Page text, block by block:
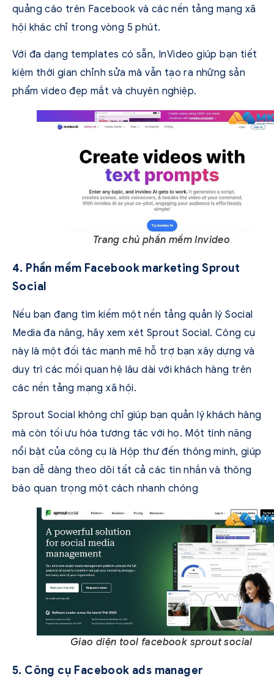
quảng cáo trên Facebook và các nền tảng mạng xã
hội khác chỉ trong vòng 5 phút.
Với đa dạng templates có sẵn, InVideo giúp bạn tiết
kiệm thời gian chỉnh sửa mà vẫn tạo ra những sản
phẩm video đẹp mắt và chuyên nghiệp.
Trang chủ phần mềm Invideo
4. Phần mềm Facebook marketing Sprout
Social
Nếu bạn đang tìm kiếm một nền tảng quản lý Social
Media đa năng, hãy xem xét Sprout Social. Công cụ
này là một đối tác mạnh mẽ hỗ trợ bạn xây dựng và
duy trì các mối quan hệ lâu dài với khách hàng trên
các nền tảng mạng xã hội.
Sprout Social không chỉ giúp bạn quản lý khách hàng
mà còn tối ưu hóa tương tác với họ. Một tính năng
nổi bật của công cụ là Hộp thư đến thông minh, giúp
bạn dễ dàng theo dõi tất cả các tin nhắn và thông
báo quan trọng một cách nhanh chóng
Giao diện tool facebook sprout social
5. Công cụ Facebook ads manager